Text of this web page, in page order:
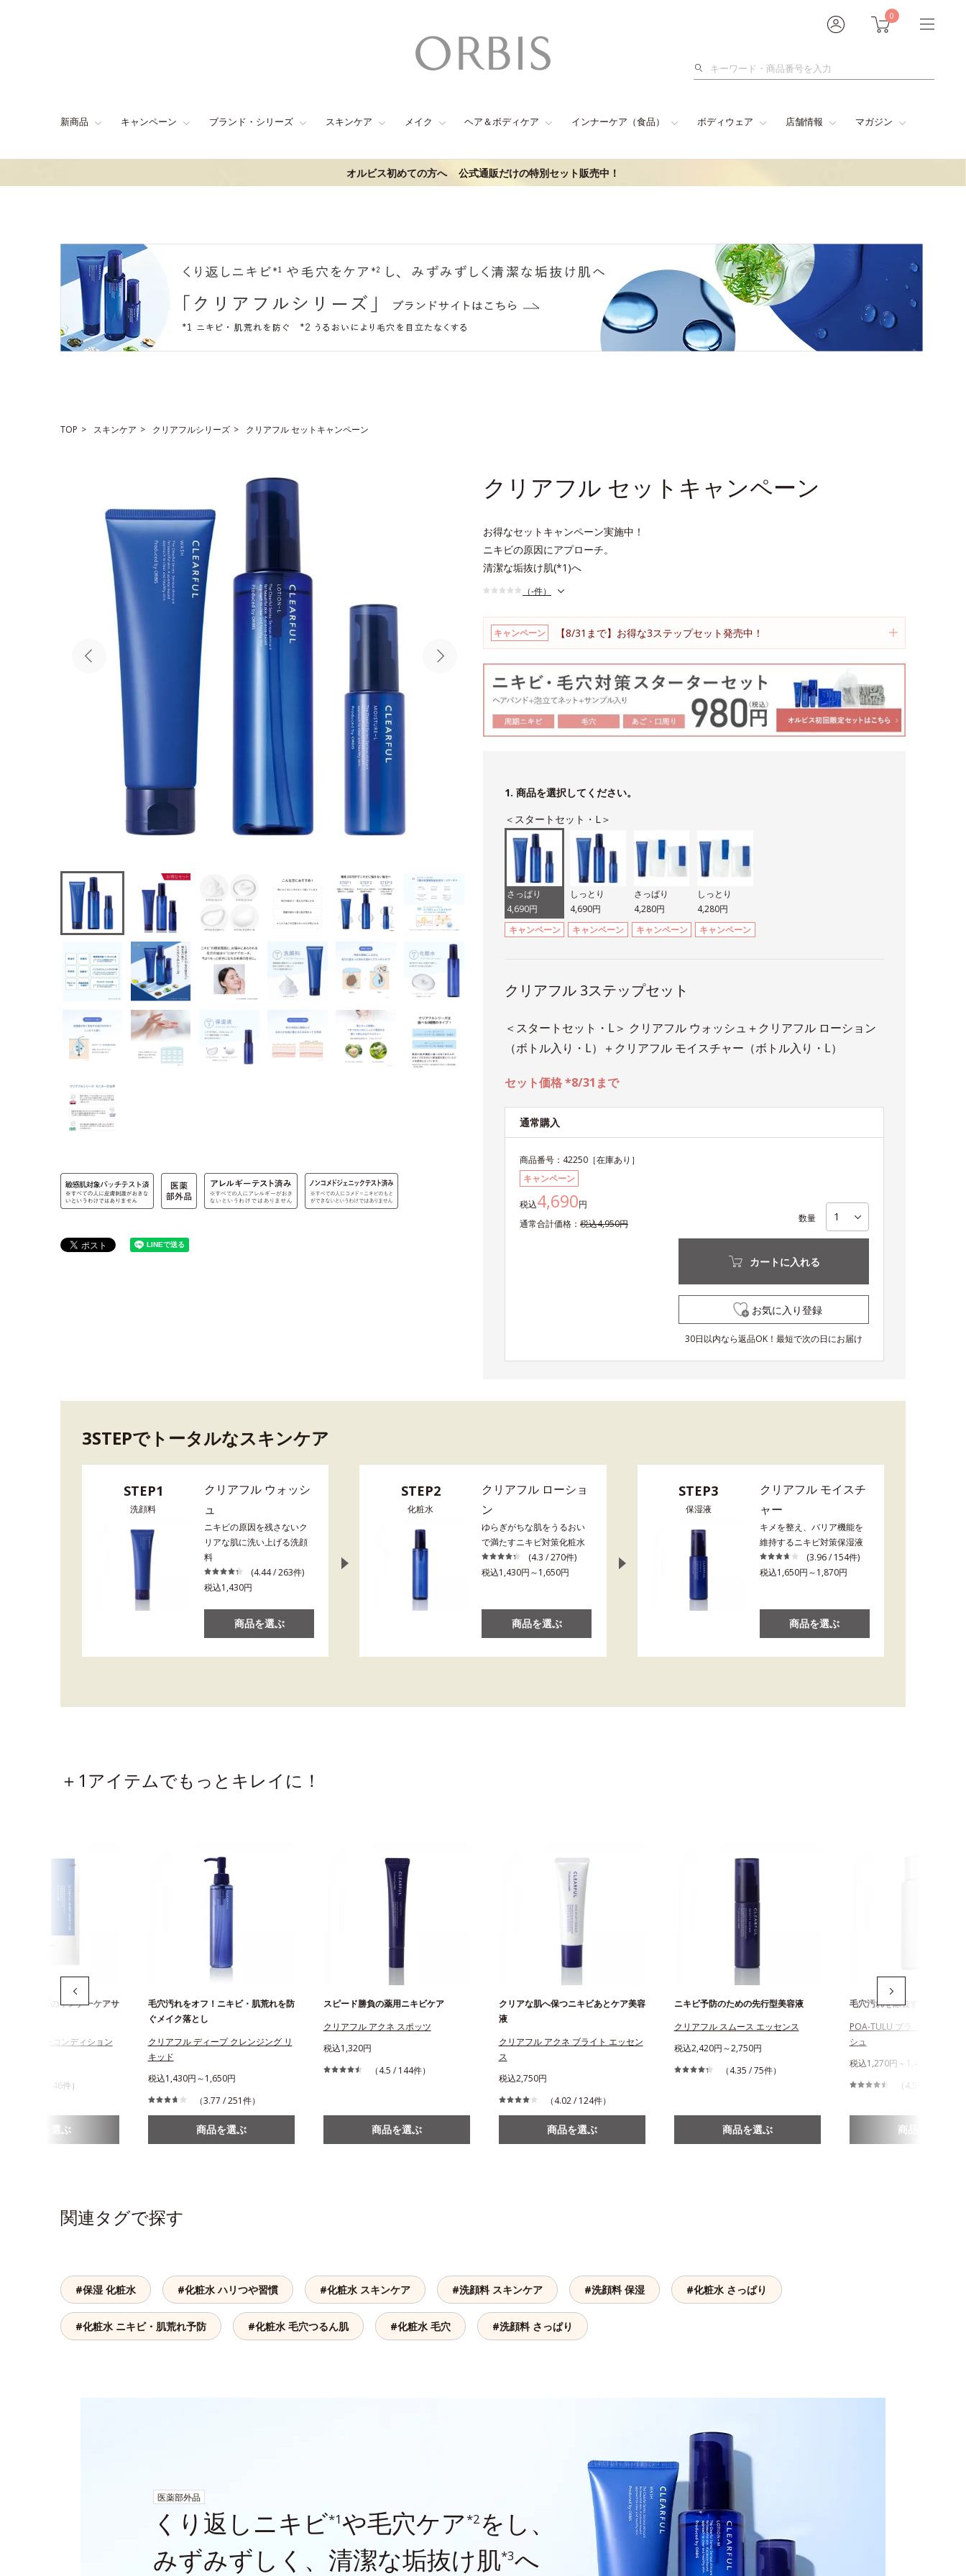
0
検
新商品 キャンペーン ブランド・シリーズ スキンケア メイク ヘア＆ボディケア インナーケア（食品） ボディウェア 店舗情報 マガジン
オルビス初めての方へ 公式通販だけの特別セット販売中！
TOP スキンケア クリアフルシリーズ クリアフル セットキャンペーン
クリアフル セットキャンペーン
お得なセットキャンペーン実施中！
ニキビの原因にアプローチ。
清潔な垢抜け肌(*1)へ
（-件）
キャンペーン 【8/31まで】お得な3ステップセット発売中！
1. 商品を選択してください。
＜スタートセット・L＞
さっぱり
4,690円
キャンペーン
しっとり
4,690円
キャンペーン
さっぱり
4,280円
キャンペーン
しっとり
4,280円
キャンペーン
クリアフル 3ステップセット
＜スタートセット・L＞ クリアフル ウォッシュ＋クリアフル ローション
（ボトル入り・L）＋クリアフル モイスチャー（ボトル入り・L）
セット価格 *8/31まで
通常購入
商品番号： 42250 ［在庫あり］
キャンペーン
税込4,690円
通常合計価格： 税込4,950円 数量
カートに入れる
お気に入り登録
30日以内なら返品OK！最短で次の日にお届け
3STEPでトータルなスキンケア
STEP1
洗顔料
クリアフル ウォッシ
ュ
ニキビの原因を残さないク
リアな肌に洗い上げる洗顔
料
(4.44 / 263件)
税込1,430円
商品を選ぶ
STEP2
化粧水
クリアフル ローショ
ン
ゆらぎがちな肌をうるおい
で満たすニキビ対策化粧水
(4.3 / 270件)
税込1,430円～1,650円
商品を選ぶ
STEP3
保湿液
クリアフル モイスチ
ャー
キメを整え、バリア機能を
維持するニキビ対策保湿液
(3.96 / 154件)
税込1,650円～1,870円
商品を選ぶ
＋1アイテムでもっとキレイに！
ルシリーズのインナーケアサ
ル インナーコンディション
（4.24 / 46件）
商品を選ぶ
毛穴汚れをオフ！ニキビ・肌荒れを防
ぐメイク落とし
クリアフル ディープ クレンジング リ
キッド
税込1,430円～1,650円
（3.77 / 251件）
商品を選ぶ
スピード勝負の薬用ニキビケア
クリアフル アクネ スポッツ
税込1,320円
（4.5 / 144件）
商品を選ぶ
クリアな肌へ保つニキビあとケア美容
液
クリアフル アクネ ブライト エッセン
ス
税込2,750円
（4.02 / 124件）
商品を選ぶ
ニキビ予防のための先行型美容液
クリアフル スムース エッセンス
税込2,420円～2,750円
（4.35 / 75件）
商品を選ぶ
毛穴汚れを除去する酵素洗顔
POA-TULU ブラックパウダ
シュ
税込1,270円～1,490円
（4.53 / 235件）
商品を選ぶ
関連タグで探す
#保湿 化粧水 #化粧水 ハリつや習慣 #化粧水 スキンケア #洗顔料 スキンケア #洗顔料 保湿 #化粧水 さっぱり
#化粧水 ニキビ・肌荒れ予防 #化粧水 毛穴つるん肌 #化粧水 毛穴 #洗顔料 さっぱり
医薬部外品
くり返しニキビ*1や毛穴ケア*2 をし、
みずみずしく、清潔な垢抜け肌*3へ